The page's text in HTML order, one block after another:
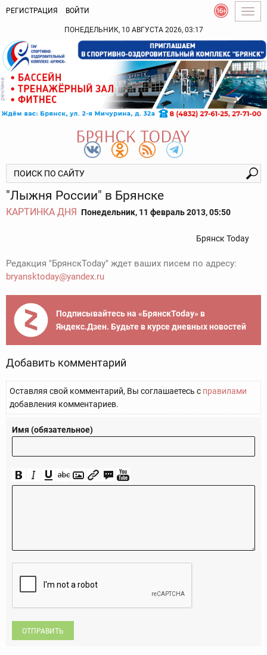
РЕГИСТРАЦИЯ ВОЙТИ
ПОНЕДЕЛЬНИК, 10 АВГУСТА 2026, 03:17
"Лыжня России" в Брянске
КАРТИНКА ДНЯ Понедельник, 11 февраль 2013, 05:50
Брянск Today
Редакция "БрянскToday" ждет ваших писем по адресу:
bryansktoday@yandex.ru
Подписывайтесь на «БрянскToday» в
Яндекс.Дзен. Будьте в курсе дневных новостей
Добавить комментарий
Оставляя свой комментарий, Вы соглашаетесь с правилами
добавления комментариев.
Имя (обязательное)
ОТПРАВИТЬ